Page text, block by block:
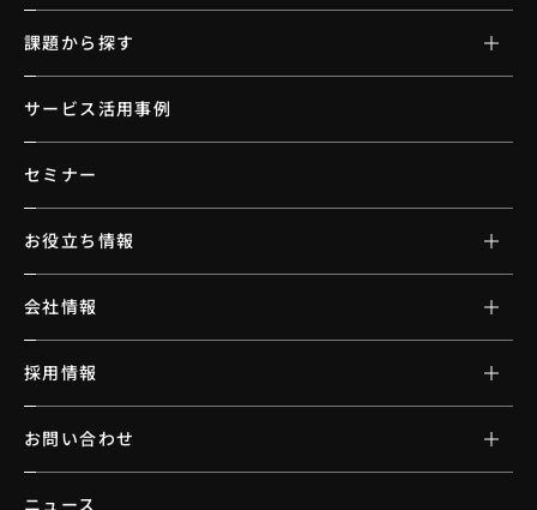
課題から探す
サービス活用事例
セミナー
お役立ち情報
会社情報
採用情報
お問い合わせ
ニュース